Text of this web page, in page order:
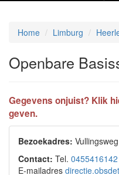
Home Limburg
Openbare
Gegevens onjuist? Klik
geven.
Bezoekadres:
Contact: Tel. 0455416142
E-mailadres